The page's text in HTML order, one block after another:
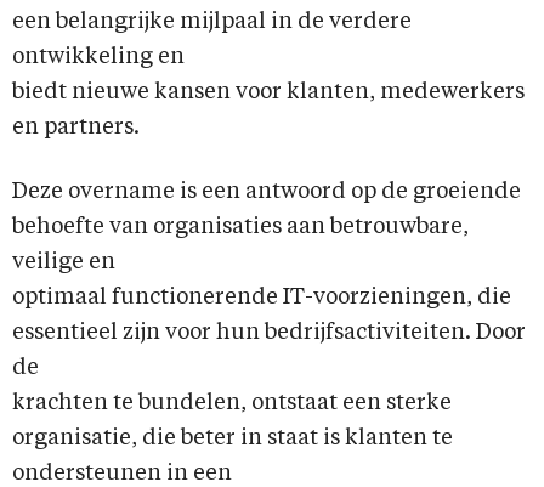
een belangrijke mijlpaal in de verdere
ontwikkeling en
biedt nieuwe kansen voor klanten, medewerkers
en partners.
Deze overname is een antwoord op de groeiende
behoefte van organisaties aan betrouwbare,
veilige en
optimaal functionerende IT-voorzieningen, die
essentieel zijn voor hun bedrijfsactiviteiten. Door
de
krachten te bundelen, ontstaat een sterke
organisatie, die beter in staat is klanten te
ondersteunen in een